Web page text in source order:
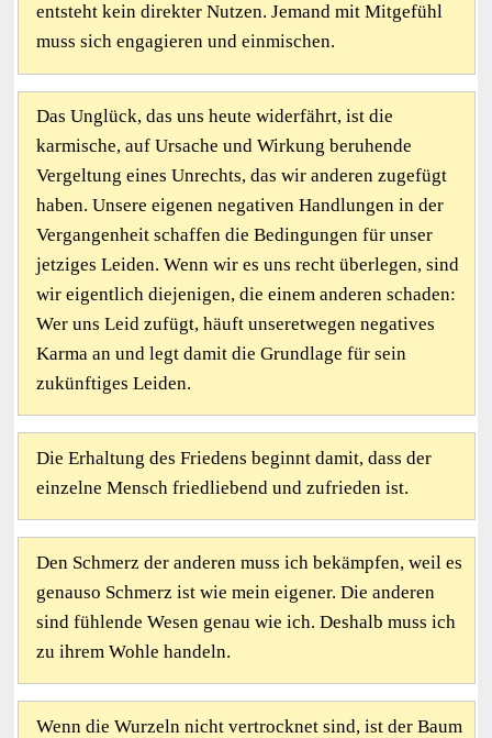
entsteht kein direkter Nutzen. Jemand mit Mitgefühl
muss sich engagieren und einmischen.
Das Unglück, das uns heute widerfährt, ist die
karmische, auf Ursache und Wirkung beruhende
Vergeltung eines Unrechts, das wir anderen zugefügt
haben. Unsere eigenen negativen Handlungen in der
Vergangenheit schaffen die Bedingungen für unser
jetziges Leiden. Wenn wir es uns recht überlegen, sind
wir eigentlich diejenigen, die einem anderen schaden:
Wer uns Leid zufügt, häuft unseretwegen negatives
Karma an und legt damit die Grundlage für sein
zukünftiges Leiden.
Die Erhaltung des Friedens beginnt damit, dass der
einzelne Mensch friedliebend und zufrieden ist.
Den Schmerz der anderen muss ich bekämpfen, weil es
genauso Schmerz ist wie mein eigener. Die anderen
sind fühlende Wesen genau wie ich. Deshalb muss ich
zu ihrem Wohle handeln.
Wenn die Wurzeln nicht vertrocknet sind, ist der Baum